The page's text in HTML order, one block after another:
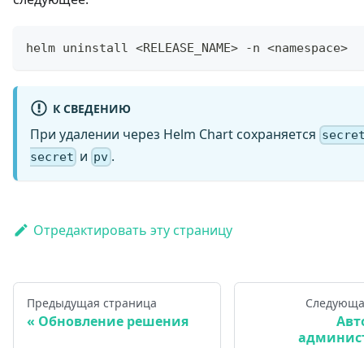
helm uninstall <RELEASE_NAME> -n <namespace>
К СВЕДЕНИЮ
При удалении через Helm Chart сохраняется
secret и pv .
Отредактировать эту страницу
Предыдущая страница
Обновление решения